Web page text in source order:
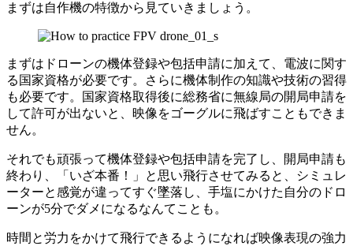
まずは自作機の特徴から見ていきましょう。
まずはドローンの機体登録や包括申請に加えて、電波に関す
る国家資格が必要です。さらに機体制作の知識や技術の習得
も必要です。国家資格取得後に総務省に無線局の開局申請を
して許可が出ないと、映像をゴーグルに飛ばすこともできま
せん。
それでも頑張って機体登録や包括申請を完了し、開局申請も
終わり、「いざ本番！」と思い飛行させてみると、シミュレ
ーターと感覚が違ってすぐ墜落し、手塩にかけた自分のドロ
ーンが5分でダメになるなんてことも。
時間と労力をかけて飛行できるようになれば映像表現の強力